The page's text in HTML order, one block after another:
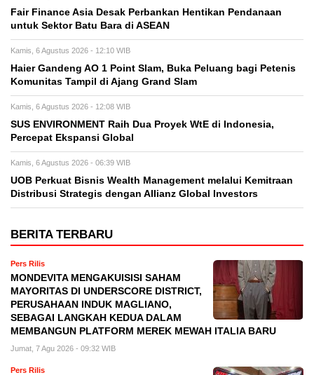
Fair Finance Asia Desak Perbankan Hentikan Pendanaan
untuk Sektor Batu Bara di ASEAN
Kamis, 6 Agustus 2026 - 12:10 WIB
Haier Gandeng AO 1 Point Slam, Buka Peluang bagi Petenis
Komunitas Tampil di Ajang Grand Slam
Kamis, 6 Agustus 2026 - 12:08 WIB
SUS ENVIRONMENT Raih Dua Proyek WtE di Indonesia,
Percepat Ekspansi Global
Kamis, 6 Agustus 2026 - 06:39 WIB
UOB Perkuat Bisnis Wealth Management melalui Kemitraan
Distribusi Strategis dengan Allianz Global Investors
BERITA TERBARU
Pers Rilis
MONDEVITA MENGAKUISISI SAHAM
MAYORITAS DI UNDERSCORE DISTRICT,
PERUSAHAAN INDUK MAGLIANO,
SEBAGAI LANGKAH KEDUA DALAM
MEMBANGUN PLATFORM MEREK MEWAH ITALIA BARU
Jumat, 7 Agu 2026 - 09:32 WIB
Pers Rilis